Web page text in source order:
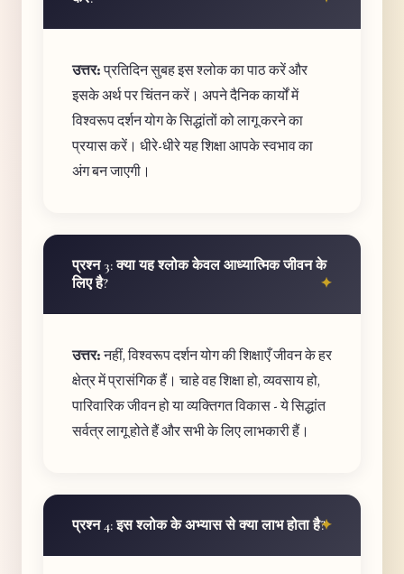
उत्तर:प्रतिदिन सुबह इस श्लोक का पाठ करें और
इसके अर्थ पर चिंतन करें। अपने दैनिक कार्यों में
विश्वरूप दर्शन योग के सिद्धांतों को लागू करने का
प्रयास करें। धीरे-धीरे यह शिक्षा आपके स्वभाव का
अंग बन जाएगी।
प्रश्न 3: क्या यह श्लोक केवल आध्यात्मिक जीवन के
लिए है?
उत्तर:नहीं, विश्वरूप दर्शन योग की शिक्षाएँ जीवन के हर
क्षेत्र में प्रासंगिक हैं। चाहे वह शिक्षा हो, व्यवसाय हो,
पारिवारिक जीवन हो या व्यक्तिगत विकास - ये सिद्धांत
सर्वत्र लागू होते हैं और सभी के लिए लाभकारी हैं।
प्रश्न 4: इस श्लोक के अभ्यास से क्या लाभ होता है?